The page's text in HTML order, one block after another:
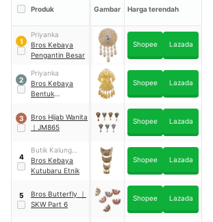
Produk Gambar Harga terendah
1
Priyanka
Bros Kebaya
Pengantin Besar
Shopee Lazada
2
Priyanka
Bros Kebaya
Bentuk
Kutubaru
Shopee Lazada
3
Bros Hijab Wanita
｜ JM865
Shopee Lazada
4
Butik Kalung
Accessories
Bros Kebaya
Kutubaru Etnik
Shopee Lazada
5 Bros Butterfly
｜
SKW Part 6
Shopee Lazada